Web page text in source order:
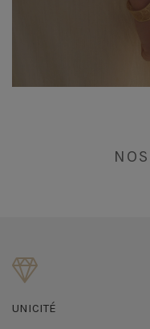
NOS
UNICITÉ